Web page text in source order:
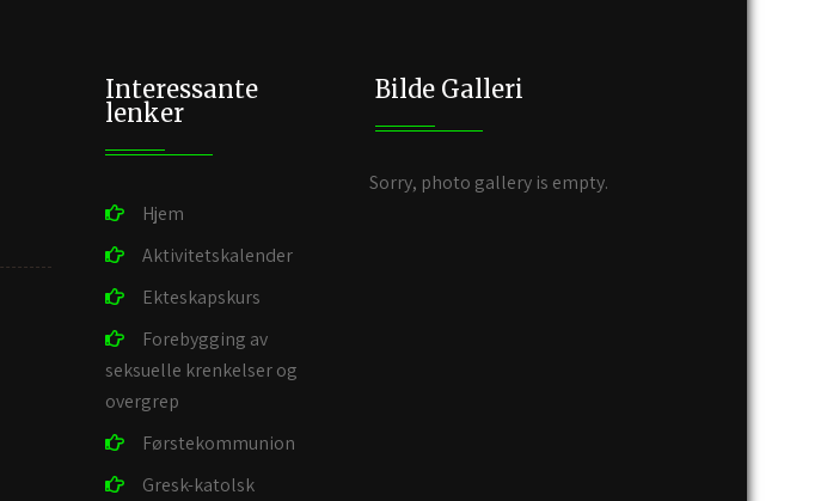
Interessante
lenker
Hjem
Aktivitetskalender
Ekteskapskurs
Forebygging av
seksuelle krenkelser og
overgrep
Førstekommunion
Gresk-katolsk
Bilde Galleri
Sorry, photo gallery is empty.